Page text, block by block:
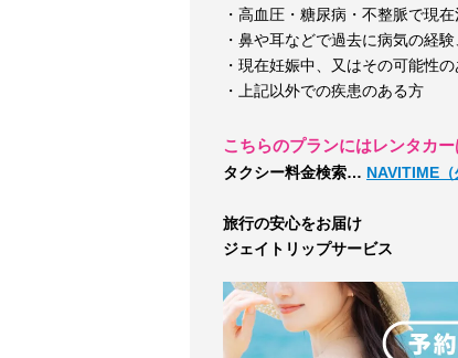
・高血圧・糖尿病・不整脈で現
・鼻や耳などで過去に病気の経
・現在妊娠中、又はその可能性
・上記以外での疾患のある方
こちらのプランにはレンタカ
タクシー料金検索… NAVITIME
旅行の安心をお届け
ジェイトリップサービス